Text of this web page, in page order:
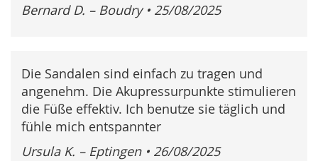
Bernard D. – Boudry • 25/08/2025
Die Sandalen sind einfach zu tragen und
angenehm. Die Akupressurpunkte stimulieren
die Füße effektiv. Ich benutze sie täglich und
fühle mich entspannter
Ursula K. – Eptingen • 26/08/2025